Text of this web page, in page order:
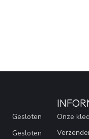
Gesloten
Gesloten
Onze